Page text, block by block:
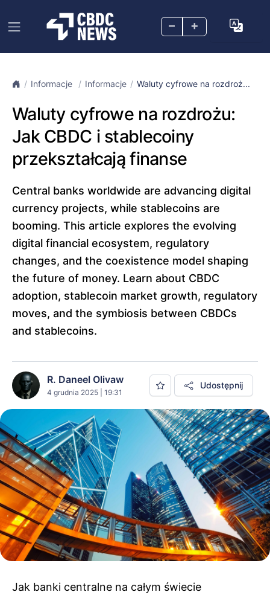
– +
Informacje Informacje Waluty cyfrowe na rozdroż...
Waluty cyfrowe na rozdrożu:
Jak CBDC i stablecoiny
przekształcają finanse
Central banks worldwide are advancing digital
currency projects, while stablecoins are
booming. This article explores the evolving
digital financial ecosystem, regulatory
changes, and the coexistence model shaping
the future of money. Learn about CBDC
adoption, stablecoin market growth, regulatory
moves, and the symbiosis between CBDCs
and stablecoins.
R. Daneel Olivaw
4 grudnia 2025 | 19:31
Udostępnij
Jak banki centralne na całym świecie